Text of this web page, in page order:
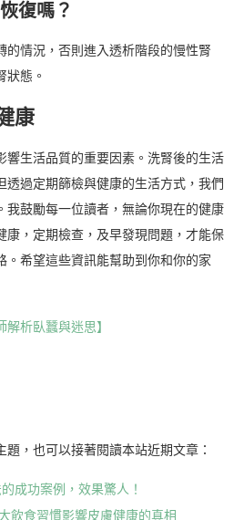
復嗎？
的情況，否則進入透析階段的慢性腎
狀態。
康
響生活品質的重要因素。洗腎後的生活
透過定期篩檢與健康的生活方式，我們
我鼓勵每一位讀者，無論你現在的健康
康，定期檢查，及早發現問題，才能保
。希望這些資訊能幫助到你和你的家
解析臥蠶與迷思】
，也可以接著閱讀本站近期文章：
成功案例，效果驚人！
飲食習慣影響皮膚健康的真相